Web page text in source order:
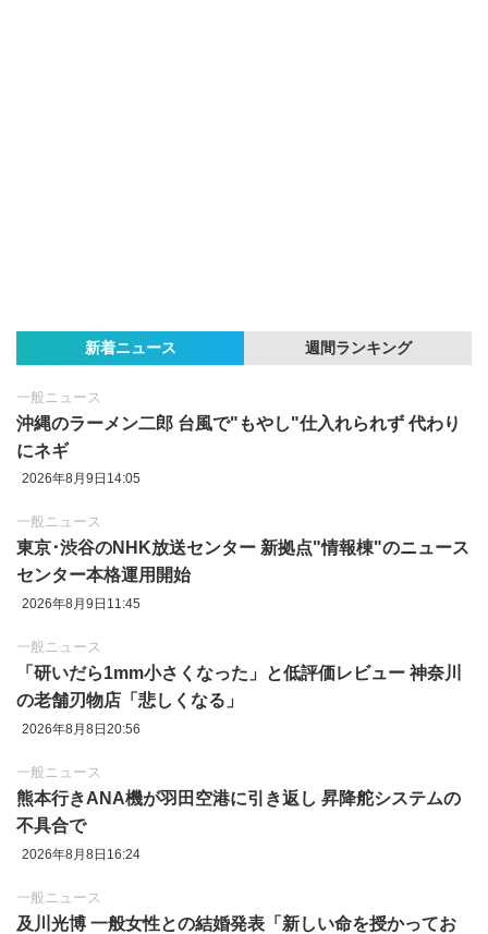
新着ニュース 週間ランキング
一般ニュース
沖縄のラーメン二郎 台風で"もやし"仕入れられず 代わり
にネギ
2026年8月9日14:05
一般ニュース
東京‪･‬渋谷のNHK放送センター 新拠点"情報棟"のニュース
センター本格運用開始
2026年8月9日11:45
一般ニュース
「研いだら1mm小さくなった」と低評価レビュー 神奈川
の老舗刃物店「悲しくなる」
2026年8月8日20:56
一般ニュース
熊本行きANA機が羽田空港に引き返し 昇降舵システムの
不具合で
2026年8月8日16:24
一般ニュース
及川光博 一般女性との結婚発表「新しい命を授かってお